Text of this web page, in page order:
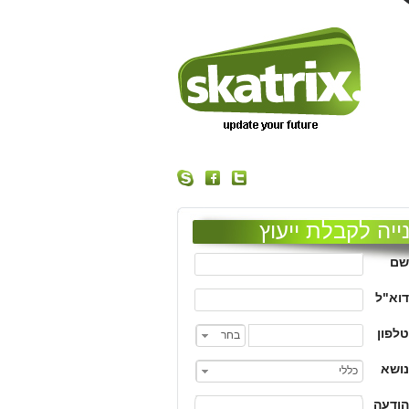
לקבלת ייעוץ
שם
דוא"ל
טלפון בחר
נושא כללי
הודעה